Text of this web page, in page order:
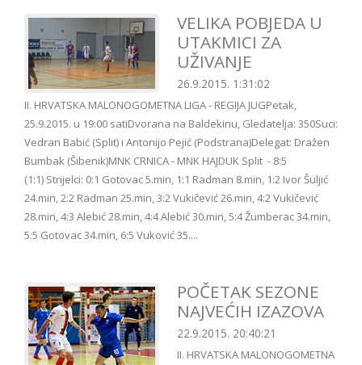
VELIKA POBJEDA U
UTAKMICI ZA
UŽIVANJE
26.9.2015. 1:31:02
II. HRVATSKA MALONOGOMETNA LIGA - REGIJA JUGPetak,
25.9.2015. u 19:00 satiDvorana na Baldekinu, Gledatelja: 350Suci:
Vedran Babić (Split) i Antonijo Pejić (Podstrana)Delegat: Dražen
Bumbak (Šibenik)MNK CRNICA - MNK HAJDUK Split - 8:5
(1:1) Strijelci: 0:1 Gotovac 5.min, 1:1 Radman 8.min, 1:2 Ivor Šuljić
24.min, 2:2 Radman 25.min, 3:2 Vukičević 26.min, 4:2 Vukičević
28.min, 4:3 Alebić 28.min, 4:4 Alebić 30.min, 5:4 Žumberac 34.min,
5:5 Gotovac 34.min, 6:5 Vuković 35....
POČETAK SEZONE
NAJVEĆIH IZAZOVA
22.9.2015. 20:40:21
II. HRVATSKA MALONOGOMETNA